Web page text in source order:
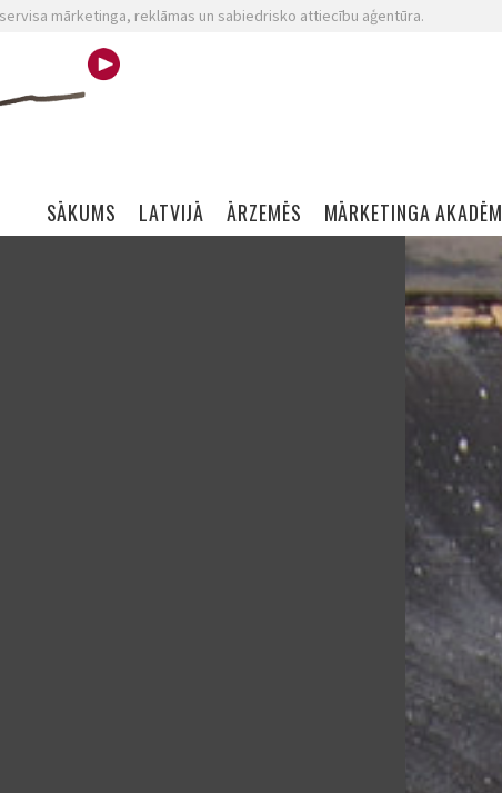
mārketinga, reklāmas un sabiedrisko attiecību aģentūra.
Skip navigation
SĀKUMS LATVIJĀ ĀRZEMĒS MĀRKETINGA